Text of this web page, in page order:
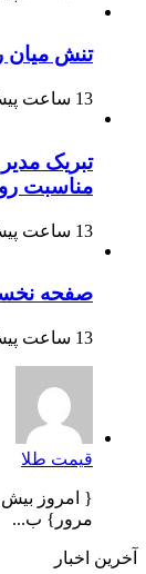
تنش میان
13 ساعت پیش
تبریک
مناسبت
13 ساعت پیش
صفحه نخست
13 ساعت پیش
قیمت طلا
مرور} ب...
آخرین اخبار